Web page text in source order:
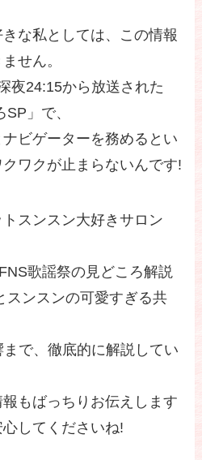
な私としては、この情報
せん。
夜24:15から放送された
SP」で、
ビゲーターを務めるとい
ワクが止まらないんです!
スンスン大好きサロン
歌謡祭の見どころ解説
スンスンの可愛すぎる共
で、徹底的に解説してい
もばっちりお伝えします
してくださいね!